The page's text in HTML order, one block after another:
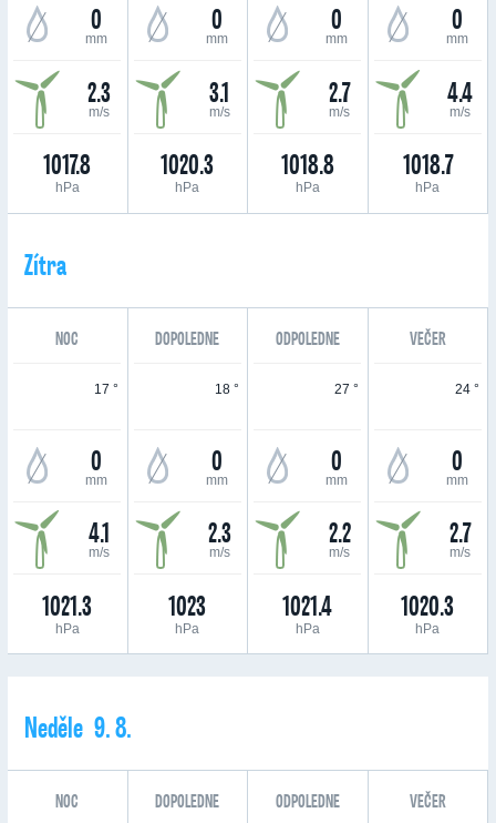
0
mm
2.3
m/s
1017.8
hPa
0
mm
3.1
m/s
1020.3
hPa
0
mm
2.7
m/s
1018.8
hPa
0
mm
4.4
m/s
1018.7
hPa
Zítra
NOC DOPOLEDNE ODPOLEDNE VEČER
17 °
0
mm
4.1
m/s
1021.3
hPa
18 °
0
mm
2.3
m/s
1023
hPa
27 °
0
mm
2.2
m/s
1021.4
hPa
24 °
0
mm
2.7
m/s
1020.3
hPa
Neděle 9. 8.
NOC DOPOLEDNE ODPOLEDNE VEČER